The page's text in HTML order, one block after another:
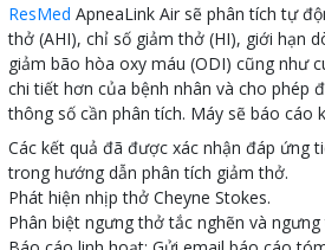
ResMed ApneaLink Air sẽ phân tích tự
thở (AHI), chỉ số giảm thở (HI), giới hạn
giảm bão hòa oxy máu (ODI) cũng như
chi tiết hơn của bệnh nhân và cho phép
thông số cần phân tích. Máy sẽ báo cáo
Các kết quả đã được xác nhận đáp ứng
trong hướng dẫn phân tích giảm thở.
Phát hiện nhịp thở Cheyne Stokes.
Phân biệt ngưng thở tắc nghẽn và